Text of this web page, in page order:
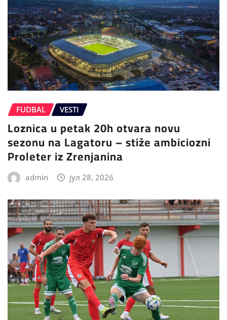
FUDBAL VESTI
Loznica u petak 20h otvara novu
sezonu na Lagatoru – stiže ambiciozni
Proleter iz Zrenjanina
admin јул 28, 2026